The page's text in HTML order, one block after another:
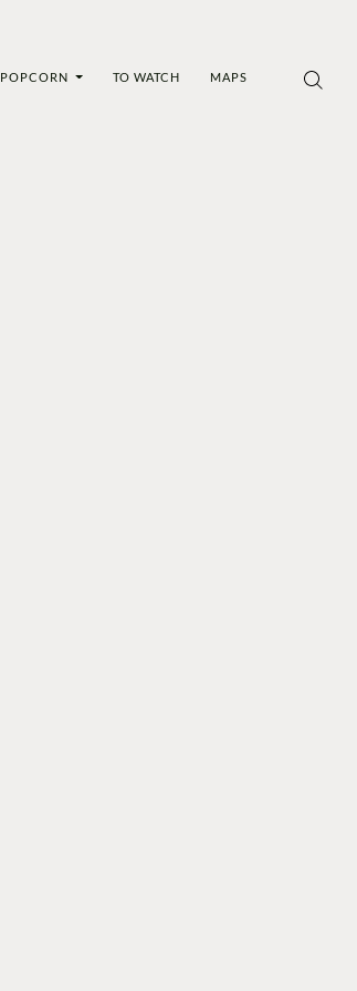
POPCORN TO WATCH MAPS